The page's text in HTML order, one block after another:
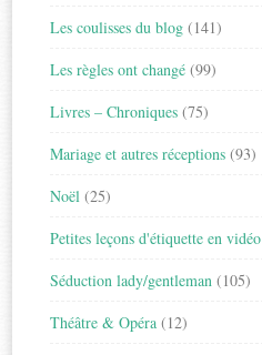
Les coulisses du blog (141)
Les règles ont changé (99)
Livres – Chroniques (75)
Mariage et autres réceptions (93)
Noël (25)
Petites leçons d'étiquette en vidéo
Séduction lady/gentleman (105)
Théâtre & Opéra (12)